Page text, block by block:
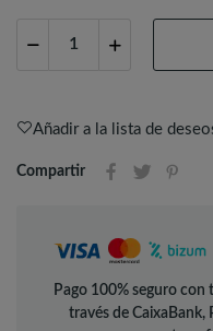
Añadir a la lista de
Compartir
Pago 100% seguro con
través de CaixaBank,